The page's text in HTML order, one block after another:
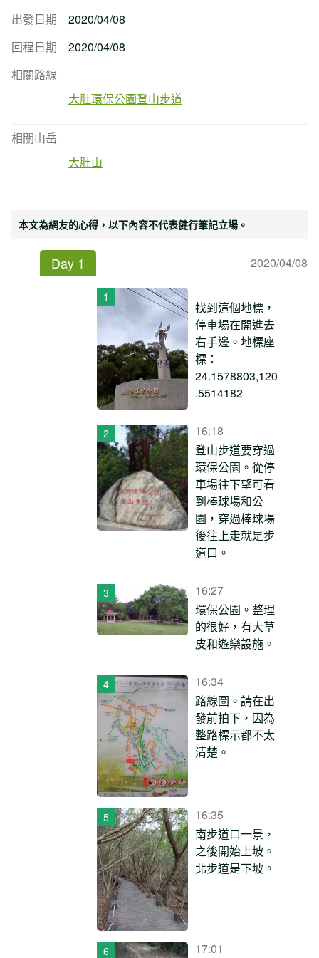
出發日期
2020/04/08
回程日期
2020/04/08
相關路線
大肚環保公園登山步道
相關山岳
大肚山
本文為網友的心得，以下內容不代表健行筆記立場。
Day 1 2020/04/08
找到這個地標，
停車場在開進去
右手邊。地標座
標：
24.1578803,120
.5514182
16:18
登山步道要穿過
環保公園。從停
車場往下望可看
到棒球場和公
園，穿過棒球場
後往上走就是步
道口。
16:27
環保公園。整理
的很好，有大草
皮和遊樂設施。
16:34
路線圖。請在出
發前拍下，因為
整路標示都不太
清楚。
16:35
南步道口一景，
之後開始上坡。
北步道是下坡。
17:01